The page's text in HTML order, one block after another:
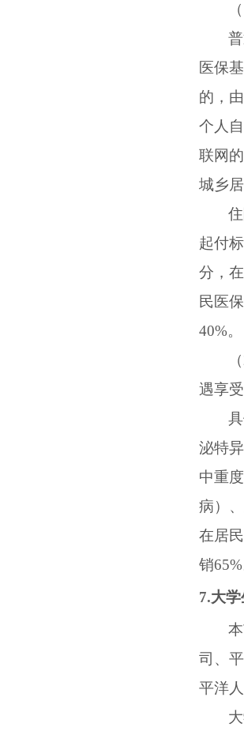
（
医保
的，
个人
联网
城乡
起付
分，
民医
40%。
（
遇享
泌特
中重
病）
在居
销65%
7.大
司、
平洋